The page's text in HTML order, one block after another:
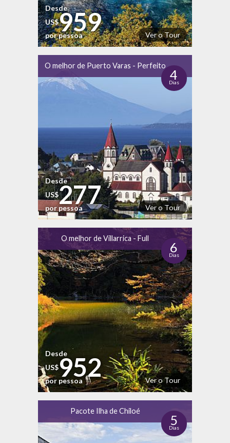
Ver o Tour
Desde
US$959
por pessoa
O melhor de Puerto Varas - Perfeito
4
Dias
Ver o Tour
Desde
US$277
por pessoa
O melhor de Villarrica - Full
6
Dias
Ver o Tour
Desde
US$952
por pessoa
Pacote Ilha de Chiloé
5
Dias